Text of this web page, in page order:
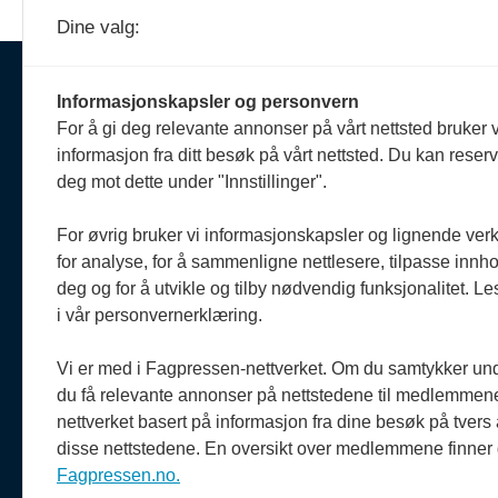
Om oss
Politiforum er et redaksjonelt
etter Vær varsom-plakaten og
Redaktørplakaten.
Politiforum er medlem av
Fagpressen.
908
Oda
920
Dine valg:
Informasjonskapsler og personvern
For å gi deg relevante annonser på vårt nettsted bruker
informasjon fra ditt besøk på vårt nettsted. Du kan
deg mot dette under "Innstillinger".
For øvrig bruker vi informasjonskapsler og lignende
for analyse, for å sammenligne nettlesere, tilpasse
deg og for å utvikle og tilby nødvendig funksjonalitet.
i vår personvernerklæring.
Vi er med i Fagpressen-nettverket. Om du samtykker
du få relevante annonser på nettstedene til
nettverket basert på informasjon fra dine besøk på tvers
disse nettstedene. En oversikt over medlemmene finner
Fagpressen.no.